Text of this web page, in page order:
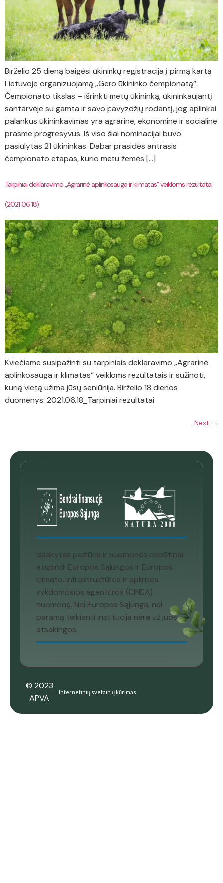
Birželio 25 dieną baigėsi ūkininkų registracija į pirmą kartą
Lietuvoje organizuojamą „Gero ūkininko čempionatą“.
Čempionato tikslas – išrinkti metų ūkininką, ūkininkaujantį
santarvėje su gamta ir savo pavyzdžių rodantį, jog aplinkai
palankus ūkininkavimas yra agrarine, ekonomine ir socialine
prasme progresyvus. Iš viso šiai nominacijai buvo
pasiūlytas 21 ūkininkas. Dabar prasidės antrasis
čempionato etapas, kurio metu žemės […]
Tarpiniai deklaravimo „Agrarinė aplinkosauga ir klimatas“ veikloms rezultatai
(2021 06 18)
Kviečiame susipažinti su tarpiniais deklaravimo „Agrarinė
aplinkosauga ir klimatas“ veikloms rezultatais ir sužinoti,
kurią vietą užima jūsų seniūnija. Birželio 18 dienos
duomenys: 2021.06.18_Tarpiniai rezultatai
Next →
Išsakytas požiūris ir nuomonės nebūtinai
atspindi Europos Sąjungos ir Europos
klimato, infrastruktūros ir aplinkos
vykdomosios agentūros (CINEA)
nuomonę. Nei Europos Sąjunga, nei
paramą teikianti institucija nėra už juos
atsakingos.
© 2023
APVA
Internetinių svetainių kūrimas